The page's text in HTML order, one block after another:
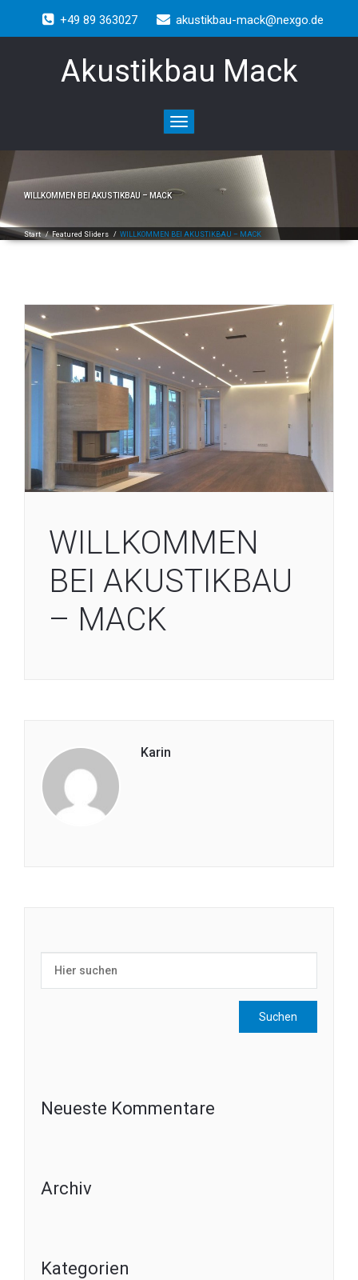
+49 89 363027 akustikbau-mack@nexgo.de
Akustikbau Mack
Toggle
navigation
WILLKOMMEN BEI AKUSTIKBAU – MACK
Start/Featured Sliders / WILLKOMMEN BEI AKUSTIKBAU – MACK
WILLKOMMEN
BEI AKUSTIKBAU
– MACK
Karin
Neueste Kommentare
Archiv
Kategorien